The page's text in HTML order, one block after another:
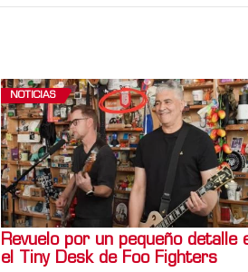
NOTICIAS
Revuelo por un pequeño detalle
el Tiny Desk de Foo Fighters